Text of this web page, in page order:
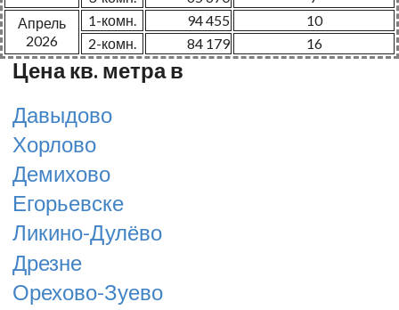
Апрель
2026
1-комн. 94 455
10
2-комн.
84 179 16
Цена кв. метра в
Давыдово
Хорлово
Демихово
Егорьевске
Ликино-Дулёво
Дрезне
Орехово-Зуево